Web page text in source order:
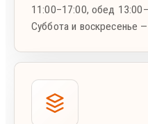
11:00–17:00, обед
Суббота и воскресенье